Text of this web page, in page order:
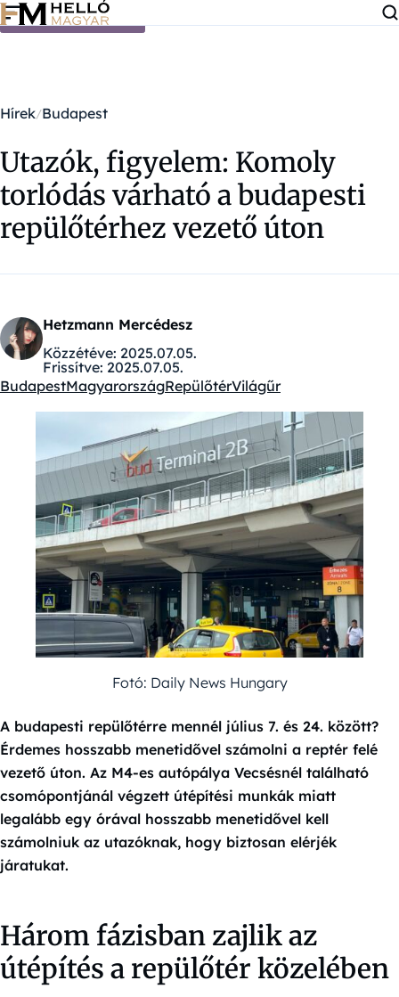
Ugrás a tartalomra
Hírek Budapest
Utazók, figyelem: Komoly
torlódás várható a budapesti
repülőtérhez vezető úton
Hetzmann Mercédesz
Közzétéve: 2025.07.05.
Frissítve: 2025.07.05.
Kategóriák:
BudapestMagyarországRepülőtérVilágűr
Fotó: Daily News Hungary
A budapesti repülőtérre mennél július 7. és 24. között?
Érdemes hosszabb menetidővel számolni a reptér felé
vezető úton. Az M4-es autópálya Vecsésnél található
csomópontjánál végzett útépítési munkák miatt
legalább egy órával hosszabb menetidővel kell
számolniuk az utazóknak, hogy biztosan elérjék
járatukat.
Három fázisban zajlik az
útépítés a repülőtér közelében